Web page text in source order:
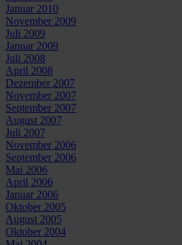
Januar 2010
November 2009
Juli 2009
Januar 2009
Juli 2008
April 2008
Dezember 2007
November 2007
September 2007
August 2007
Juli 2007
November 2006
September 2006
Mai 2006
April 2006
Januar 2006
Oktober 2005
August 2005
Oktober 2004